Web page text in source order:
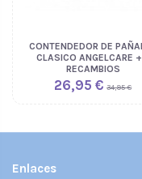
CONTENDEDOR DE
CLASICO ANGELCARE
RECAMBIOS
26,95 € 34,95 €
Enlaces